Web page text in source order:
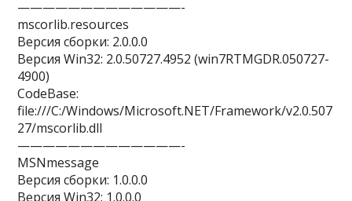
—————————————-
mscorlib.resources
Версия сборки: 2.0.0.0
Версия Win32: 2.0.50727.4952 (win7RTMGDR.050727-
4900)
CodeBase:
file:///C:/Windows/Microsoft.NET/Framework/v2.0.507
27/mscorlib.dll
—————————————-
MSNmessage
Версия сборки: 1.0.0.0
Версия Win32: 1.0.0.0